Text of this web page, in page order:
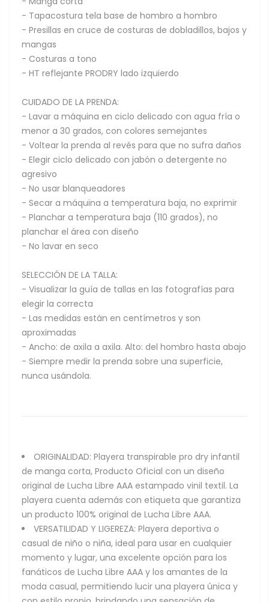
- Tapacostura tela base de hombro a hombro
- Presillas en cruce de costuras de dobladillos, bajos y
mangas
- Costuras a tono
- HT reflejante PRODRY lado izquierdo
CUIDADO DE LA PRENDA:
- Lavar a máquina en ciclo delicado con agua fría o
menor a 30 grados, con colores semejantes
- Voltear la prenda al revés para que no sufra daños
- Elegir ciclo delicado con jabón o detergente no
agresivo
- No usar blanqueadores
- Secar a máquina a temperatura baja, no exprimir
- Planchar a temperatura baja (110 grados), no
planchar el área con diseño
- No lavar en seco
SELECCIÓN DE LA TALLA:
- Visualizar la guía de tallas en las fotografías para
elegir la correcta
- Las medidas están en centímetros y son
aproximadas
- Ancho: de axila a axila. Alto: del hombro hasta abajo
- Siempre medir la prenda sobre una superficie,
nunca usándola.
ORIGINALIDAD: Playera transpirable pro dry infantil
de manga corta, Producto Oficial con un diseño
original de Lucha Libre AAA estampado vinil textil. La
playera cuenta además con etiqueta que garantiza
un producto 100% original de Lucha Libre AAA.
VERSATILIDAD Y LIGEREZA: Playera deportiva o
casual de niño o niña, ideal para usar en cualquier
momento y lugar, una excelente opción para los
fanáticos de Lucha Libre AAA y los amantes de la
moda casual, permitiendo lucir una playera única y